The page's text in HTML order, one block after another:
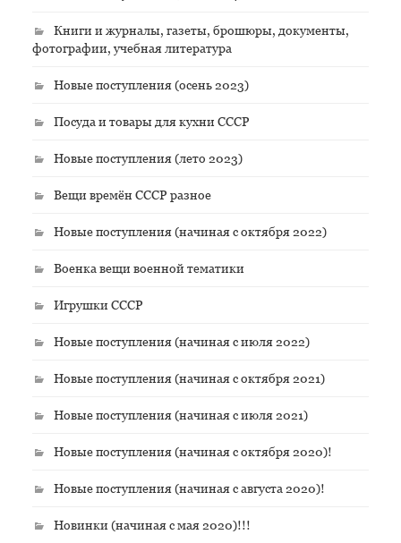
Книги и журналы, газеты, брошюры, документы,
фотографии, учебная литература
Новые поступления (осень 2023)
Посуда и товары для кухни СССР
Новые поступления (лето 2023)
Вещи времён СССР разное
Новые поступления (начиная с октября 2022)
Военка вещи военной тематики
Игрушки СССР
Новые поступления (начиная с июля 2022)
Новые поступления (начиная с октября 2021)
Новые поступления (начиная с июля 2021)
Новые поступления (начиная с октября 2020)!
Новые поступления (начиная с августа 2020)!
Новинки (начиная с мая 2020)!!!